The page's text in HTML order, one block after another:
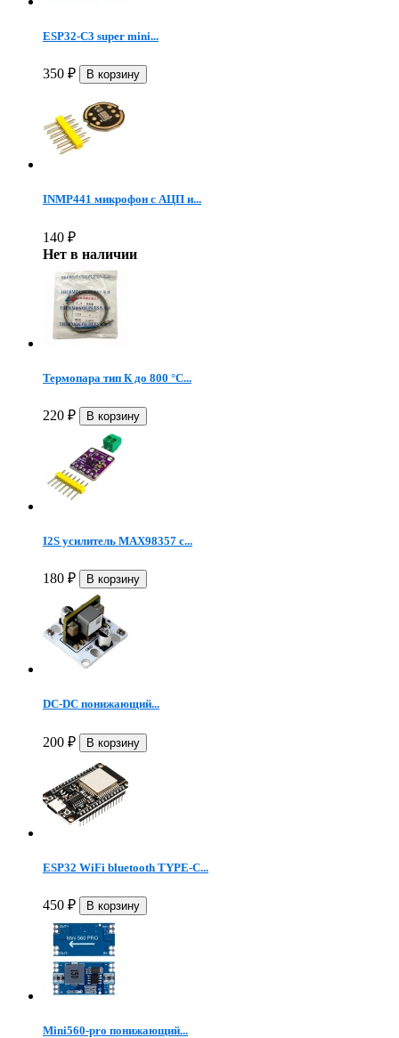
ESP32-C3 super mini...
350 ₽
INMP441 микрофон c АЦП и...
140 ₽
Нет в наличии
Термопара тип К до 800 °C...
220 ₽
I2S усилитель MAX98357 с...
180 ₽
DC-DC понижающий...
200 ₽
ESP32 WiFi bluetooth TYPE-C...
450 ₽
Mini560-pro понижающий...